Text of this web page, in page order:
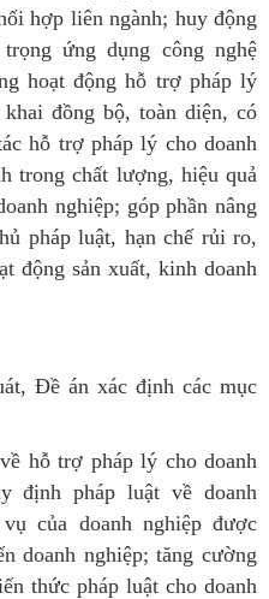
hợp liên ngành; huy động
ứng dụng công nghệ
hoạt động hỗ trợ pháp lý
đồng bộ, toàn diện, có
hỗ trợ pháp lý cho doanh
trong chất lượng, hiệu quả
nghiệp; góp phần nâng
pháp luật, hạn chế rủi ro,
động sản xuất, kinh doanh
Đề án xác định các mục
hỗ trợ pháp lý cho doanh
định pháp luật về doanh
của doanh nghiệp được
doanh nghiệp; tăng cường
thức pháp luật cho doanh